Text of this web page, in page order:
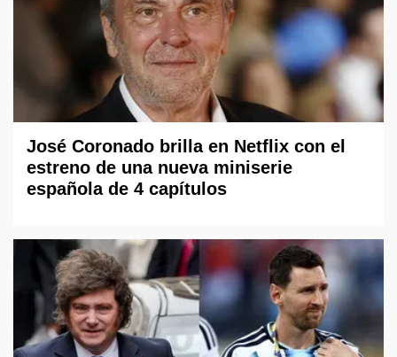
José Coronado brilla en Netflix con el
estreno de una nueva miniserie
española de 4 capítulos